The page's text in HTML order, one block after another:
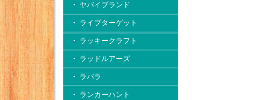
・ ヤバイブランド
・ ライブターゲット
・ ラッキークラフト
・ ラッドルアーズ
・ ラパラ
・ ランカーハント